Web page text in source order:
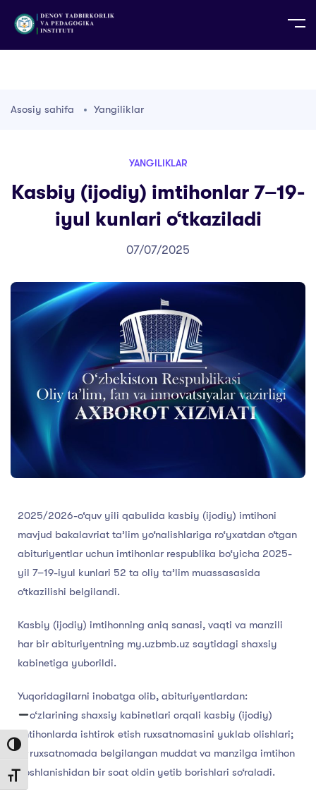
Toggle High Contrast
Toggle Font size
TG TR
Asosiy sahifa Yangiliklar
YANGILIKLAR
Kasbiy (ijodiy) imtihonlar 7–19-
iyul kunlari o‘tkaziladi
07/07/2025
2025/2026-o‘quv yili qabulida kasbiy (ijodiy) imtihoni
mavjud bakalavriat ta’lim yo‘nalishlariga ro‘yxatdan o‘tgan
abituriyentlar uchun imtihonlar respublika bo‘yicha 2025-
yil 7–19-iyul kunlari 52 ta oliy ta’lim muassasasida
o‘tkazilishi belgilandi.
Kasbiy (ijodiy) imtihonning aniq sanasi, vaqti va manzili
har bir abituriyentning my.uzbmb.uz saytidagi shaxsiy
kabinetiga yuborildi.
Yuqoridagilarni inobatga olib, abituriyentlardan:
o‘zlarining shaxsiy kabinetlari orqali kasbiy (ijodiy)
imtihonlarda ishtirok etish ruxsatnomasini yuklab olishlari;
ruxsatnomada belgilangan muddat va manzilga imtihon
boshlanishidan bir soat oldin yetib borishlari so‘raladi.